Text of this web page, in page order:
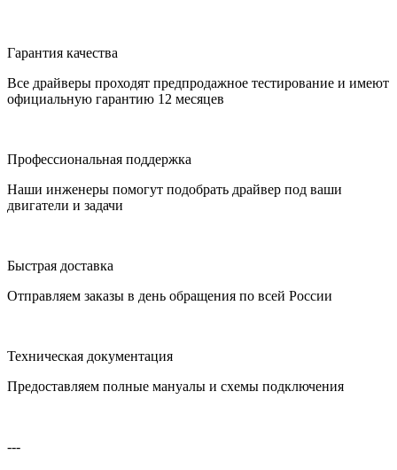
Гарантия качества
Все драйверы проходят предпродажное тестирование и имеют
официальную гарантию 12 месяцев
Профессиональная поддержка
Наши инженеры помогут подобрать драйвер под ваши
двигатели и задачи
Быстрая доставка
Отправляем заказы в день обращения по всей России
Техническая документация
Предоставляем полные мануалы и схемы подключения
---